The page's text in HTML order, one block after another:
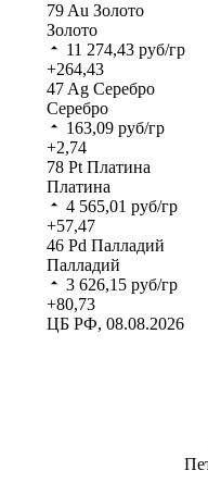
79Au Золото
Золото
11 274,43 руб/гр
+264,43
47Ag Серебро
Серебро
163,09 руб/гр
+2,74
78 Pt Платина
Платина
4 565,01 руб/гр
+57,47
46 Pd Палладий
Палладий
3 626,15 руб/гр
+80,73
ЦБ РФ, 08.08.2026